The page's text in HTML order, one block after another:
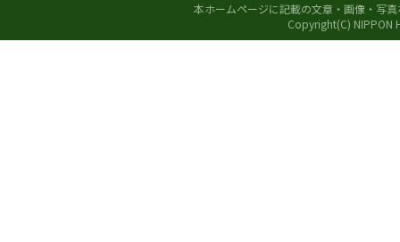
本ホームページに記載の文章・画像・写
Copyright(C) NIPPON